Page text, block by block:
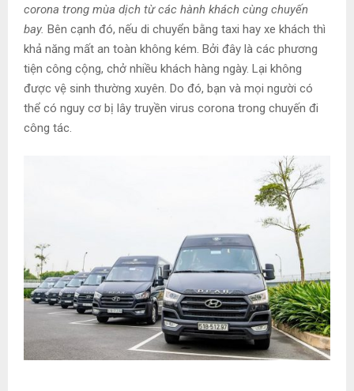
corona trong mùa dịch từ các hành khách cùng chuyến
bay. Bên cạnh đó, nếu di chuyển bằng taxi hay xe khách thì
khả năng mất an toàn không kém. Bởi đây là các phương
tiện công cộng, chở nhiều khách hàng ngày. Lại không
được vệ sinh thường xuyên. Do đó, bạn và mọi người có
thể có nguy cơ bị lây truyền virus corona trong chuyến đi
công tác.